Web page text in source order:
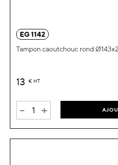
EG 1142
Tampon caoutchouc rond
13 € HT
- +